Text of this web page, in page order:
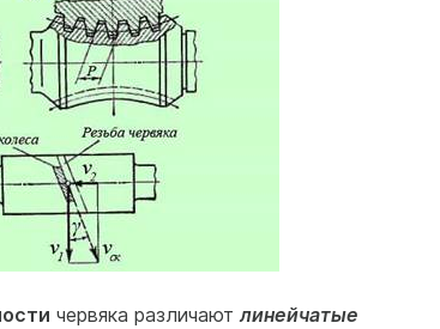
червяка различаютлинейчатые